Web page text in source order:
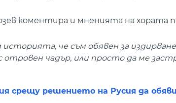
коментира и мненията на хората
че съм обявен за
отровен чадър, или просто да ме
срещу решението на Русия да